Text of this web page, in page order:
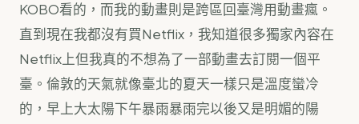
KOBO看的，而我的動畫則是跨區回臺灣用動畫瘋。
直到現在我都沒有買Netflix，我知道很多獨家內容在
Netflix上但我真的不想為了一部動畫去訂閱一個平
臺。倫敦的天氣就像臺北的夏天一樣只是溫度蠻冷
的，早上大太陽下午暴雨暴雨完以後又是明媚的陽